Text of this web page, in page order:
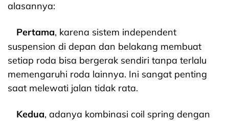
alasannya:
Pertama, karena sistem independent
suspension di depan dan belakang membuat
setiap roda bisa bergerak sendiri tanpa terlalu
memengaruhi roda lainnya. Ini sangat penting
saat melewati jalan tidak rata.
Kedua, adanya kombinasi coil spring dengan